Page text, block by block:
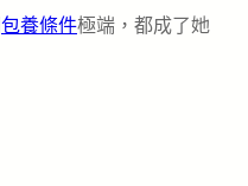
包養條件極端，都成了她